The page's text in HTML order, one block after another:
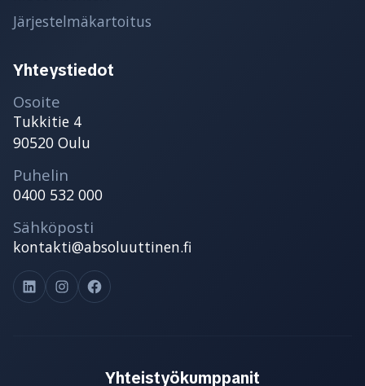
Järjestelmäkartoitus
Yhteystiedot
Osoite
Tukkitie 4
90520 Oulu
Puhelin
0400 532 000
Sähköposti
kontakti@absoluuttinen.fi
LinkedIn
Instagram
Facebook
Yhteistyökumppanit